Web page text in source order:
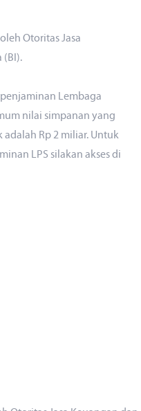
Otoritas Jasa
(BI).
Lembaga
nilai simpanan yang
adalah Rp 2 miliar. Untuk
LPS silakan aksesdi